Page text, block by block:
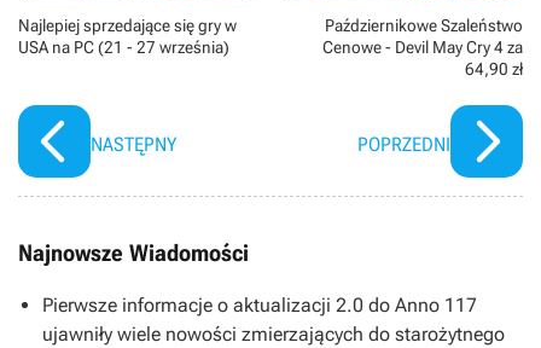
Najlepiej sprzedające się gry w
USA na PC (21 - 27 września)
NASTĘPNY
Październikowe Szaleństwo
Cenowe - Devil May Cry 4 za
64,90 zł
POPRZEDNI
Najnowsze Wiadomości
Pierwsze informacje o aktualizacji 2.0 do Anno 117
ujawniły wiele nowości zmierzających do starożytnego